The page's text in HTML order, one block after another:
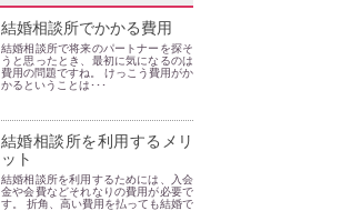
結婚相談所でかかる費用
結婚相談所で将来のパートナーを探そ
うと思ったとき、最初に気になるのは
費用の問題ですね。 けっこう費用がか
かるということは･･･
結婚相談所を利用するメリ
ット
結婚相談所を利用するためには、入会
金や会費などそれなりの費用が必要で
す。 折角、高い費用を払っても結婚で